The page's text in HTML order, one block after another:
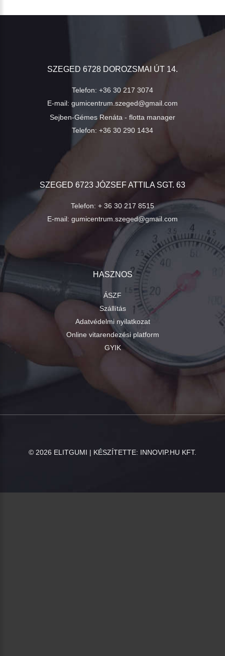
SZEGED 6728 DOROZSMAI ÚT 14.
Telefon: +36 30 217 3074
E-mail: gumicentrum.szeged@gmail.com
Sejben-Gémes Renáta - flotta manager
Telefon: +36 30 290 1434
SZEGED 6723 JÓZSEF ATTILA SGT. 63
Telefon: + 36 30 217 8515
E-mail: gumicentrum.szeged@gmail.com
HASZNOS
ÁSZF
Szállítás
Adatvédelmi nyilatkozat
Online vitarendezési platform
GYIK
© 2026 ELITGUMI | KÉSZÍTETTE: INNOVIP.HU KFT.